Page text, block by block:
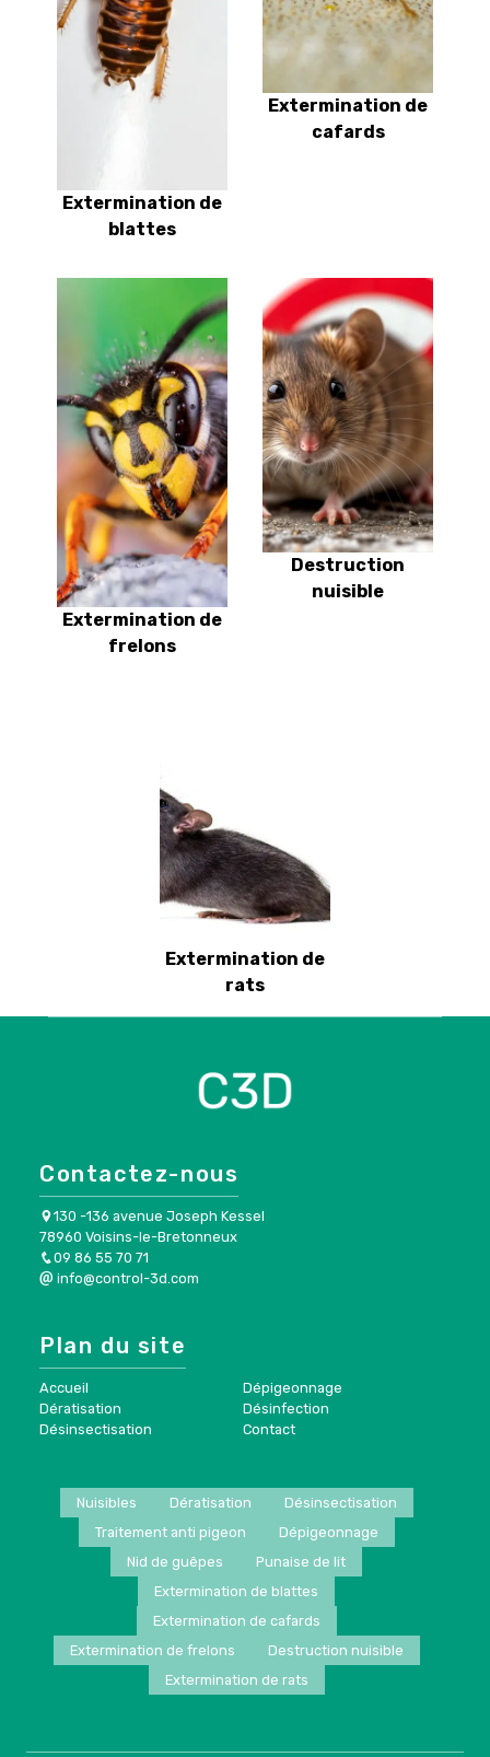
Extermination de
blattes
Extermination de
cafards
Extermination de
frelons
Destruction
nuisible
Extermination de
rats
Contactez-nous
130 -136 avenue Joseph Kessel
78960 Voisins-le-Bretonneux
09 86 55 70 71
info@control-3d.com
Plan du site
Accueil
Dératisation
Désinsectisation
Dépigeonnage
Désinfection
Contact
Nuisibles Dératisation
Désinsectisation
Traitement anti pigeon
Dépigeonnage
Nid de guêpes
Punaise de lit
Extermination de blattes
Extermination de cafards
Extermination de frelons
Destruction nuisible
Extermination de rats